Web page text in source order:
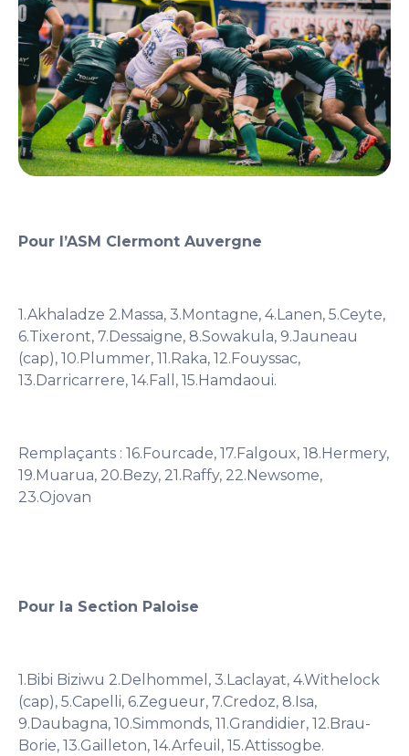
Pour l’ASM Clermont Auvergne
1.Akhaladze 2.Massa, 3.Montagne, 4.Lanen, 5.Ceyte,
6.Tixeront, 7.Dessaigne, 8.Sowakula, 9.Jauneau
(cap), 10.Plummer, 11.Raka, 12.Fouyssac,
13.Darricarrere, 14.Fall, 15.Hamdaoui.
Remplaçants : 16.Fourcade, 17.Falgoux, 18.Hermery,
19.Muarua, 20.Bezy, 21.Raffy, 22.Newsome,
23.Ojovan
Pour la Section Paloise
1.Bibi Biziwu 2.Delhommel, 3.Laclayat, 4.Withelock
(cap), 5.Capelli, 6.Zegueur, 7.Credoz, 8.Isa,
9.Daubagna, 10.Simmonds, 11.Grandidier, 12.Brau-
Borie, 13.Gailleton, 14.Arfeuil, 15.Attissogbe.